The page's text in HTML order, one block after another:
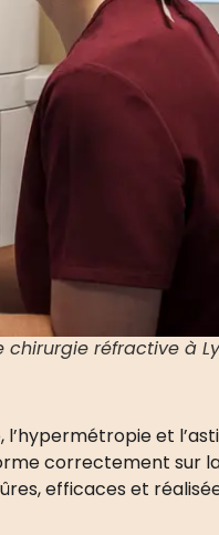
chirurgie réfractive à
, l’hypermétropieet
correctement sur
efficaces et